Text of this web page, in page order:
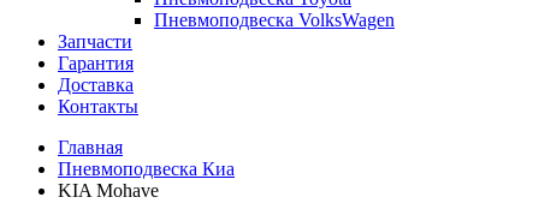
Пневмоподвеска VolksWagen
Запчасти
Гарантия
Доставка
Контакты
Главная
Пневмоподвеска Киа
KIA Mohave